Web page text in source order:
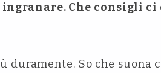
Che consigli
So che suona